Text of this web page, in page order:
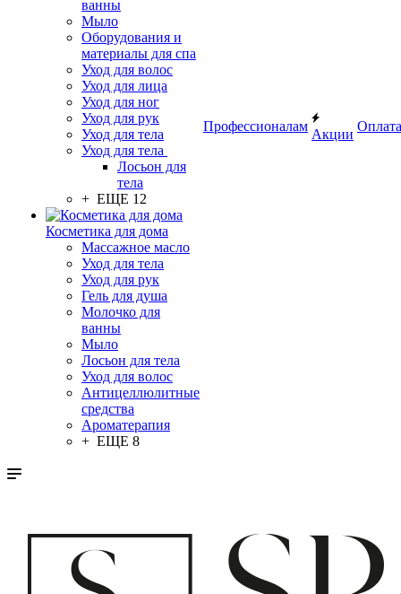
ванны
Мыло
Оборудования и
материалы для спа
Уход для волос
Уход для лица
Уход для ног
Уход для рук
Уход для тела
Уход для тела
Лосьон для
тела
+ ЕЩЕ 12
Косметика для дома
Массажное масло
Уход для тела
Уход для рук
Гель для душа
Молочко для
ванны
Мыло
Лосьон для тела
Уход для волос
Антицеллюлитные
средства
Ароматерапия
+ ЕЩЕ 8
Профессионалам
Акции
Оплата